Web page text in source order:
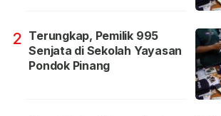
2 Terungkap, Pemilik 995
Senjata di Sekolah Yayasan
Pondok Pinang